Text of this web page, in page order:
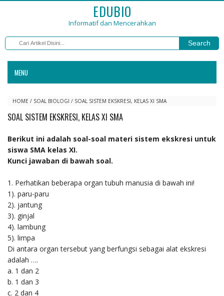
EDUBIO
Informatif dan Mencerahkan
Search
MENU
HOME / SOAL BIOLOGI / SOAL SISTEM EKSKRESI, KELAS XI SMA
SOAL SISTEM EKSKRESI, KELAS XI SMA
Berikut ini adalah soal-soal materi sistem ekskresi untuk
siswa SMA kelas XI.
Kunci jawaban di bawah soal.
1. Perhatikan beberapa organ tubuh manusia di bawah ini!
1). paru-paru
2). jantung
3). ginjal
4). lambung
5). limpa
Di antara organ tersebut yang berfungsi sebagai alat ekskresi
adalah ….
a. 1 dan 2
b. 1 dan 3
c. 2 dan 4